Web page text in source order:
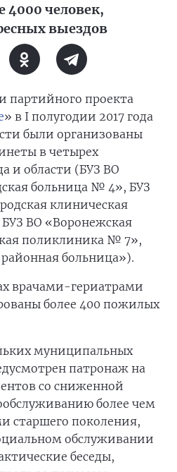
4000 человек,
выездов
партийного проекта
» в I полугодии 2017 года
были организованы
в четырех
и области (БУЗ ВО
больница № 4», БУЗ
клиническая
ВО «Воронежская
поликлиника № 7»,
больница»).
врачами-гериатрами
более 400 пожилых
муниципальных
патронаж на
со сниженной
более чем
старшего поколения,
обслуживании
беседы,